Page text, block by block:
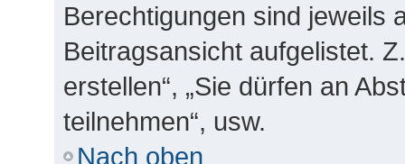
Berechtigungen sind jeweils
Beitragsansicht aufgelistet.
erstellen“, „Sie dürfen an
teilnehmen“, usw.
Nach oben